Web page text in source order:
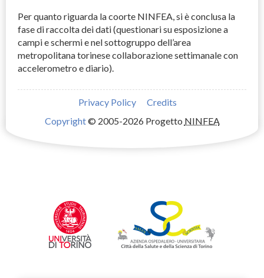
Per quanto riguarda la coorte NINFEA , si è conclusa la
fase di raccolta dei dati (questionari su esposizione a
campi e schermi e nel sottogruppo dell’area
metropolitana torinese collaborazione settimanale con
accelerometro e diario).
Privacy Policy
Credits
Copyright© 2005-2026 Progetto NINFEA